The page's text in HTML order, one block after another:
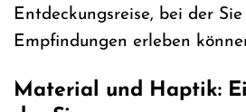
Entdeckungsreise, bei der
Empfindungen erleben
Material und Haptik: